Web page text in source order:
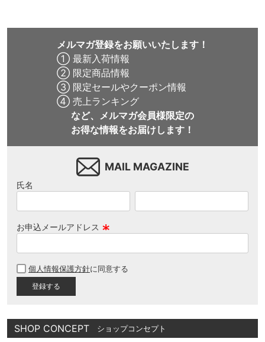
メルマガ登録をお願いいたします！
① 最新入荷情報
② 限定商品情報
③ 限定セールやクーポン情報
④ 売上ランキング
など、メルマガ会員様限定の
お得な情報をお届けします！
MAIL MAGAZINE
氏名
お申込メールアドレス
須
個人情報保護方針に同意する
SHOP CONCEPT ショップコンセプト